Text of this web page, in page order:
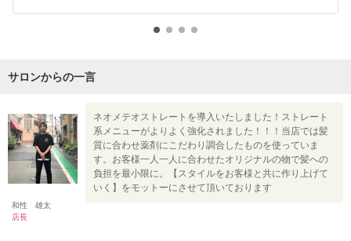
サロンからの一言
和性 雄太
店長
ネオメテオストレートを導入いたしました！ストレート
系メニューがよりよく強化されました！！！当店では髪
質に合わせ薬剤にこだわり調合したものを使っていま
す。お客様一人一人に合わせたオリジナルの物で髪への
負担を最小限に。【スタイルをお客様と共に作り上げて
いく】をモットーにさせて頂いております